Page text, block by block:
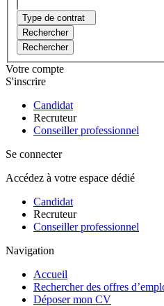
Type de contrat
Rechercher
Rechercher
Votre compte
S'inscrire
Candidat
Recruteur
Conseiller professionnel
Se connecter
Accédez à votre espace dédié
Candidat
Recruteur
Conseiller professionnel
Navigation
Accueil
Rechercher des offres
Déposer mon CV